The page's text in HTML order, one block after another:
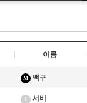
이름
M 백구
서비